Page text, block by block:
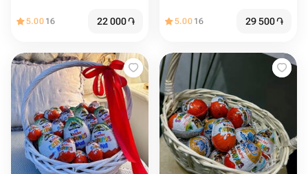
5.00 16 22 000֏ 5.00 16 29 500֏